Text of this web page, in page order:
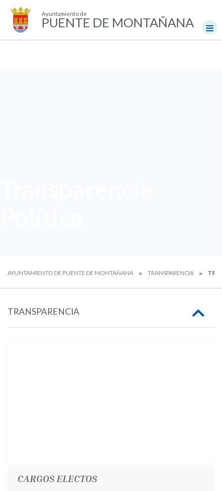
Ayuntamiento de
PUENTE DE MONTAÑANA
AYUNTAMIENTO DE PUENTE DE MONTAÑANA TRANSPARENCIA
TRANSPARENCIA
CARGOS ELECTOS